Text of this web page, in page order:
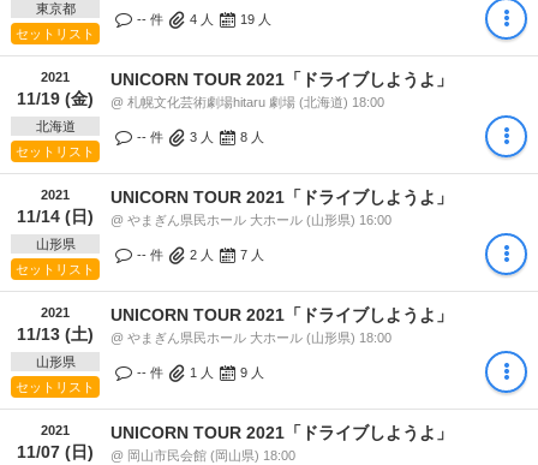
東京都
セットリスト
-- 件 4 人 19 人
2021
11/19 (金)
北海道
セットリスト
UNICORN TOUR 2021「ドライブしようよ」
@ 札幌文化芸術劇場hitaru 劇場 (北海道) 18:00
-- 件 3 人 8 人
2021
11/14 (日)
山形県
セットリスト
UNICORN TOUR 2021「ドライブしようよ」
@ やまぎん県民ホール 大ホール (山形県) 16:00
-- 件 2 人 7 人
2021
11/13 (土)
山形県
セットリスト
UNICORN TOUR 2021「ドライブしようよ」
@ やまぎん県民ホール 大ホール (山形県) 18:00
-- 件 1 人 9 人
2021
11/07 (日)
UNICORN TOUR 2021「ドライブしようよ」
@ 岡山市民会館 (岡山県) 18:00